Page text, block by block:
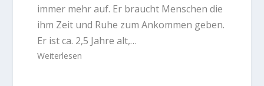
immer mehr auf. Er braucht Menschen die
ihm Zeit und Ruhe zum Ankommen geben.
Er ist ca. 2,5 Jahre alt,…
Weiterlesen